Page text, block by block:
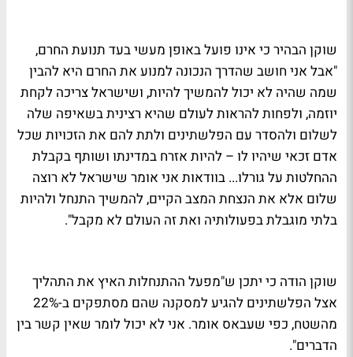
שוקן הבהיר כי אינו פועל באופן מעשי בעד תנועת החרם,
"אבל אני חושב שהדרך הנכונה למנוע את החרם היא להבין
שמה שהיה לא יכול להמשיך להיות, ושישראל צריכה לקחת
יוזמה, ולפחות להראות לעולם שהיא רצינית בשאיפה שלה
לשלום ולהסדר עם הפלשתינים ולתת להם את הזכויות שכל
אדם זכאי שיהיו לו – להיות אזרח במדינתו ושותף בקבלת
ההחלטות על גורלו... בוודאות אני אומר שישראל לא רוצה
שלום אלא את הנצחת המצב הקיים, להמשיך התנחל ולהיות
בלתי מוגבלת בפעולותיה ואת זה העולם לא מקבל".
שוקן הודה כי יתכן ש"מפעל ההתנחלות האיץ את התהליך
אצל הפלשתינים להגיע למסקנה שהם מסתפקים ב-22%
מהשטח, כפי שעבאס אומר. אני לא יכול לומר שאין קשר בין
הדברים".